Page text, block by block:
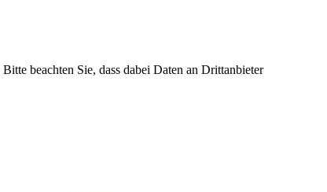
beachten Sie, dass dabei Daten an Drittanbieter